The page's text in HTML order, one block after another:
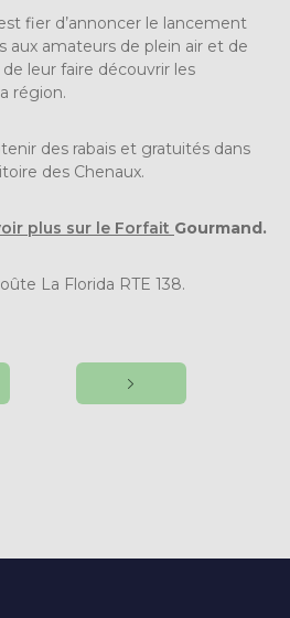
fier d’annoncer le lancement
aux amateurs de plein air et de
leur faire découvrir les
région.
des rabais et gratuités dans
des Chenaux.
plus sur le Forfait Gourmand.
La Florida RTE 138.